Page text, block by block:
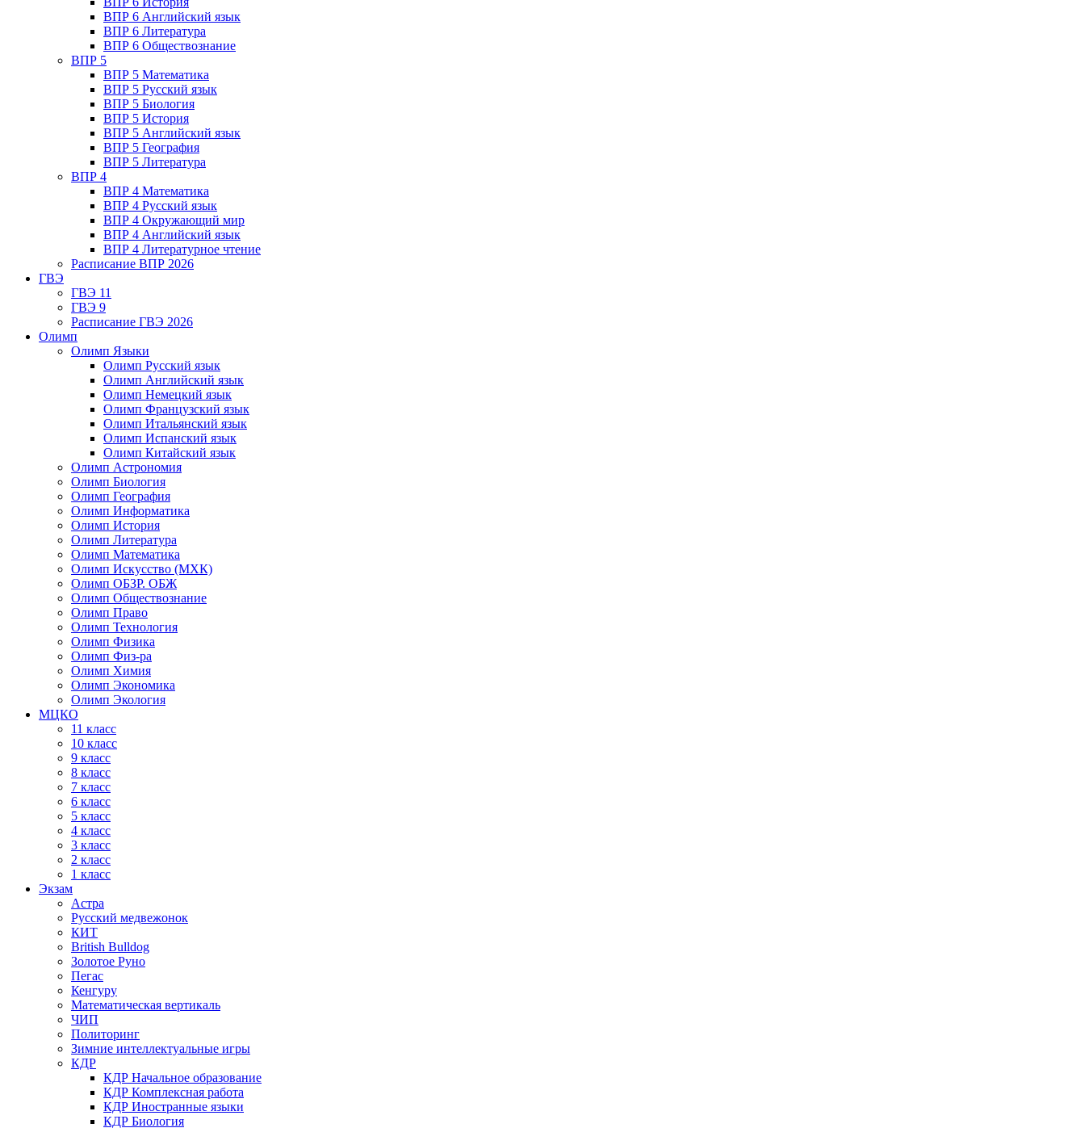
ВПР 6 Английский язык
ВПР 6 Литература
ВПР 6 Обществознание
ВПР 5
ВПР 5 Математика
ВПР 5 Русский язык
ВПР 5 Биология
ВПР 5 История
ВПР 5 Английский язык
ВПР 5 География
ВПР 5 Литература
ВПР 4
ВПР 4 Математика
ВПР 4 Русский язык
ВПР 4 Окружающий мир
ВПР 4 Английский язык
ВПР 4 Литературное чтение
Расписание ВПР 2026
ГВЭ
ГВЭ 11
ГВЭ 9
Расписание ГВЭ 2026
Олимп
Олимп Языки
Олимп Русский язык
Олимп Английский язык
Олимп Немецкий язык
Олимп Французский язык
Олимп Итальянский язык
Олимп Испанский язык
Олимп Китайский язык
Олимп Астрономия
Олимп Биология
Олимп География
Олимп Информатика
Олимп История
Олимп Литература
Олимп Математика
Олимп Искусство (МХК)
Олимп ОБЗР. ОБЖ
Олимп Обществознание
Олимп Право
Олимп Технология
Олимп Физика
Олимп Физ-ра
Олимп Химия
Олимп Экономика
Олимп Экология
МЦКО
11 класс
10 класс
9 класс
8 класс
7 класс
6 класс
5 класс
4 класс
3 класс
2 класс
1 класс
Экзам
Астра
Русский медвежонок
КИТ
British Bulldog
Золотое Руно
Пегас
Кенгуру
Математическая вертикаль
ЧИП
Политоринг
Зимние интеллектуальные игры
КДР
КДР Начальное образование
КДР Комплексная работа
КДР Иностранные языки
КДР Биология